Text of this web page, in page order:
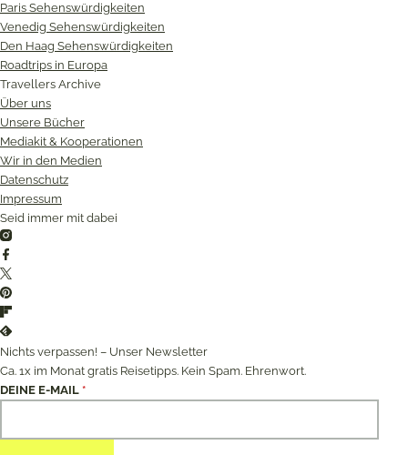
Paris Sehenswürdigkeiten
Venedig Sehenswürdigkeiten
Den Haag Sehenswürdigkeiten
Roadtrips in Europa
Travellers Archive
Über uns
Unsere Bücher
Mediakit & Kooperationen
Wir in den Medien
Datenschutz
Impressum
Seid immer mit dabei
Instagram
Twitter
Pinterest
Flipboard
Feedly
Nichts verpassen! – Unser Newsletter
Ca. 1x im Monat gratis Reisetipps. Kein Spam. Ehrenwort.
DEINE E-MAIL *